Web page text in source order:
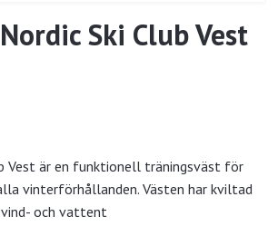
Ski Club Vest
Vest är en funktionell träningsväst för
vinterförhållanden. Västen har kviltad
och vattent